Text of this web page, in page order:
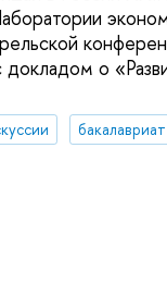
о
бакалавриат